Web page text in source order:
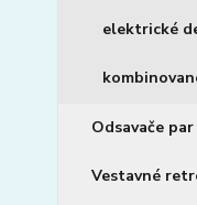
elektrické
Odsavače par
Vestavné